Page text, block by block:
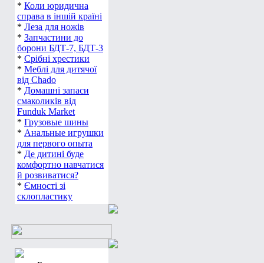
* Коли юридична
справа в іншій країні
* Леза для ножів
* Запчастини до
борони БДТ-7, БДТ-3
* Срібні хрестики
* Меблі для дитячої
від Chado
* Домашні запаси
смаколиків від
Funduk Market
* Грузовые шины
* Анальные игрушки
для первого опыта
* Де дитині буде
комфортно навчатися
й розвиватися?
* Ємності зі
склопластику